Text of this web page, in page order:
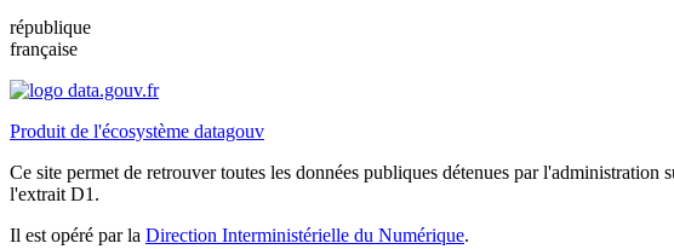
république
française
Produit de l'écosystème datagouv
Ce site permet de retrouver toutes les données publiques détenues par l'administration
l'extrait D1.
Il est opéré par la Direction Interministérielle du Numérique.